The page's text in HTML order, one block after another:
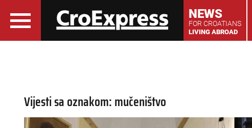
NEWS
FOR CROATIANS
LIVING ABROAD
Vijesti sa oznakom: mučeništvo